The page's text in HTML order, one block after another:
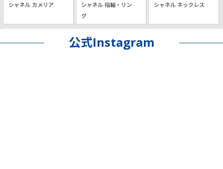
シャネル カメリア
シャネル 指輪・リン
グ
シャネル ネックレス
公式Instagram